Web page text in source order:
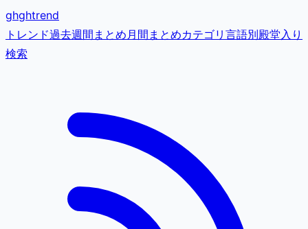
ghghtrend
トレンド過去週間まとめ月間まとめカテゴリ 言語別殿堂入り
検索